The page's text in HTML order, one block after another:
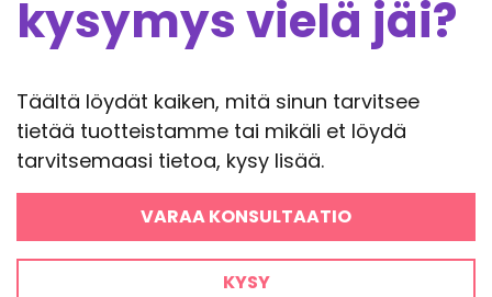
kysymys vielä jäi?
Täältä löydät kaiken, mitä sinun tarvitsee
tietää tuotteistamme tai mikäli et löydä
tarvitsemaasi tietoa, kysy lisää.
VARAA KONSULTAATIO
KYSY